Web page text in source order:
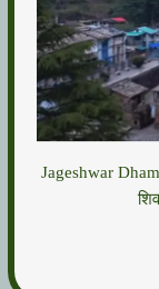
Jageshwar